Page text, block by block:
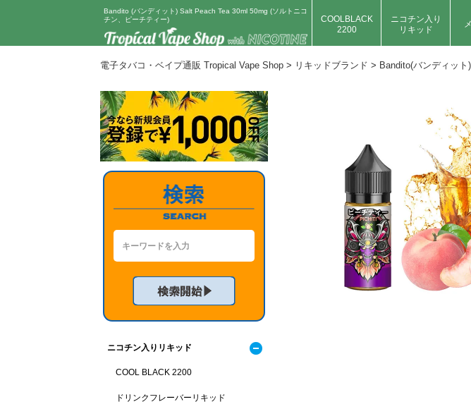
Bandito (バンディット) Salt Peach Tea 30ml 50mg (ソルトニコ
チン、ピーチティー)
COOLBLACK
2200
ニコチン入り
リキッド
電子タバコ・ベイプ通販 Tropical Vape Shop > リキッドブランド > Bandito(バンディット)
ニコチン入りリキッド
COOL BLACK 2200
ドリンクフレーバーリキッド